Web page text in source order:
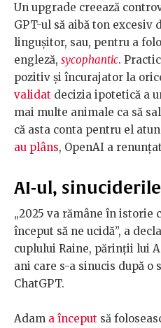
Un upgrade creează
GPT-ul să aibă ton excesiv
lingușitor, sau, pentru a
engleză, sycophantic.
pozitiv și încurajator la
validat decizia ipotetică a
mai multe animale ca să
că asta conta pentru el
au plâns, OpenAI a
AI-ul,
„2025 va rămâne în istorie
început să ne ucidă”, a
cuplului Raine, părinții lui
ani care s-a sinucis după o
ChatGPT.
Adam a început să